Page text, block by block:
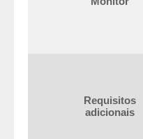
Requisitos
adicionais